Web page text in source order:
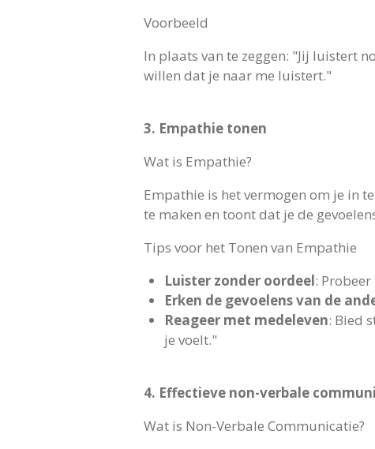
Voorbeeld
In plaats van te zeggen: "Jij luistert
willen dat je naar me luistert."
3. Empathie tonen
Wat is Empathie?
Empathie is het vermogen om je in
te maken en toont dat je de
Tips voor het Tonen van Empathie
Luister zonder oordeel:
Erken de gevoelens van de
Reageer met medeleven: Bied
je voelt."
4. Effectieve non-verbale
Wat is Non-Verbale Communicatie?